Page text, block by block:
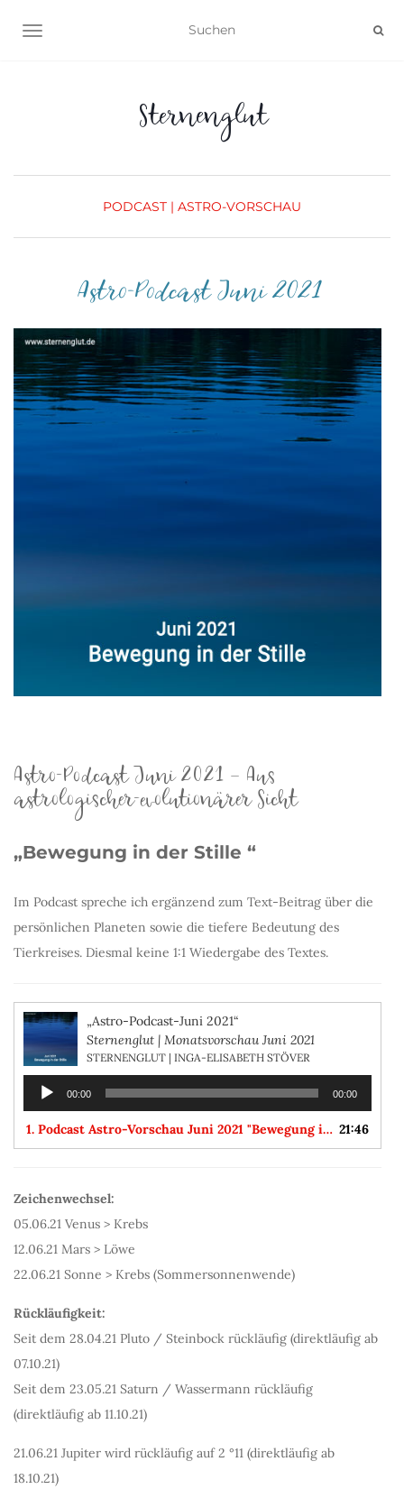
NAVIGATION UMSCHALTEN
Sternenglut
PODCAST | ASTRO-VORSCHAU
Astro-Podcast Juni 2021
Astro-Podcast Juni 2021 – Aus
astrologischer-evolutionärer Sicht
„Bewegung in der Stille “
Im Podcast spreche ich ergänzend zum Text-Beitrag über die
persönlichen Planeten sowie die tiefere Bedeutung des
Tierkreises. Diesmal keine 1:1 Wiedergabe des Textes.
„Astro-Podcast-Juni 2021“
Sternenglut | Monatsvorschau Juni 2021
STERNENGLUT | INGA-ELISABETH STÖVER
Audio-
Player
00:00 00:00
1. Podcast Astro-Vorschau Juni 2021 "Bewegung in der Stille" 21:46
Zeichenwechsel:
05.06.21 Venus > Krebs
12.06.21 Mars > Löwe
22.06.21 Sonne > Krebs (Sommersonnenwende)
Rückläufigkeit:
Seit dem 28.04.21 Pluto / Steinbock rückläufig (direktläufig ab
07.10.21)
Seit dem 23.05.21 Saturn / Wassermann rückläufig
(direktläufig ab 11.10.21)
21.06.21 Jupiter wird rückläufig auf 2 °11 (direktläufig ab
18.10.21)